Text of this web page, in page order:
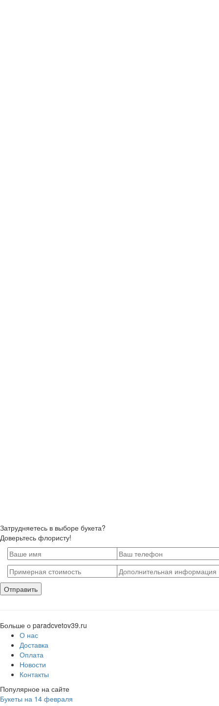
Затрудняетесь в выборе букета?
Доверьтесь флористу!
Больше о paradcvetov39.ru
О нас
Доставка
Оплата
Новости
Контакты
Популярное на сайте
Букеты на 14 февраля